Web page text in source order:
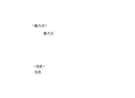
<魅力点>
魅力点
<消息>
信息